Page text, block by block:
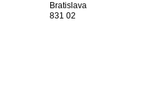
Bratislava
831 02